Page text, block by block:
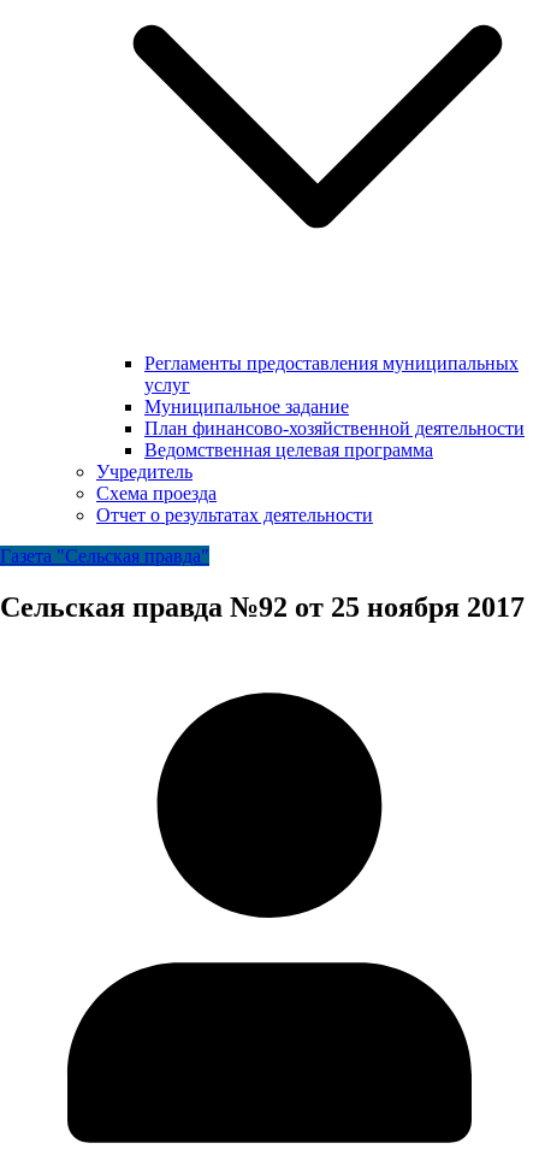
Регламенты предоставления муниципальных
услуг
Муниципальное задание
План финансово-хозяйственной деятельности
Ведомственная целевая программа
Учредитель
Схема проезда
Отчет о результатах деятельности
Газета "Сельская правда"
Сельская правда №92 от 25 ноября 2017